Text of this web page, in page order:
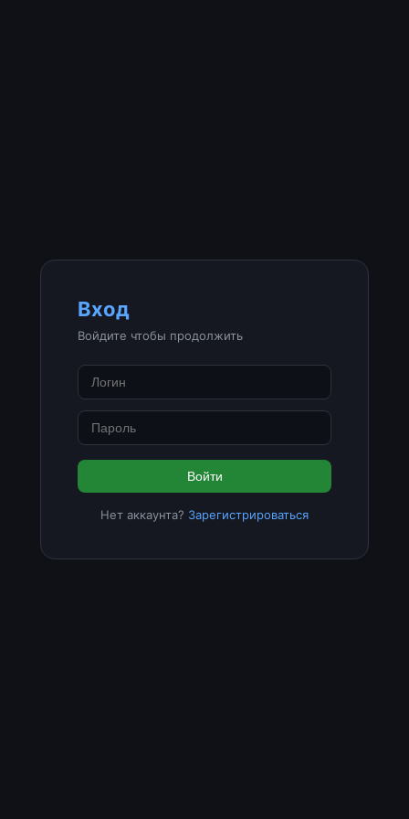
Вход
Войдите чтобы продолжить
Войти
Нет аккаунта? Зарегистрироваться